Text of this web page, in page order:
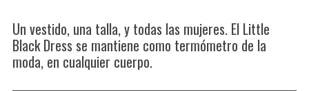
Un vestido, una talla, y todas las mujeres. El Little
Black Dress se mantiene como termómetro de la
moda, en cualquier cuerpo.